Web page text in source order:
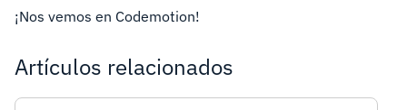
¡Nos vemos en Codemotion!
Artículos relacionados